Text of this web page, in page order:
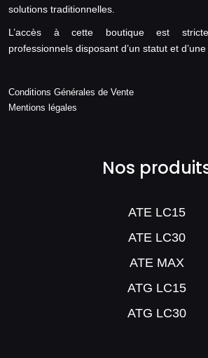
solutions traditionnelles.
L’accès à cette boutique est
professionnels disposant d’un statut et
Conditions Générales de Vente
Mentions légales
Nos
ATE LC15
ATE LC30
ATE MAX
ATG LC15
ATG LC30